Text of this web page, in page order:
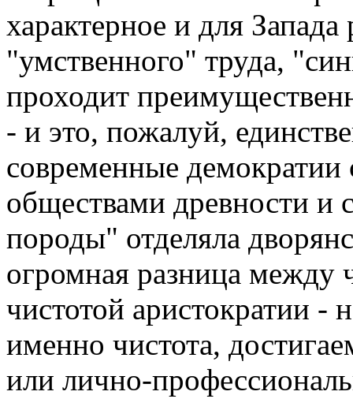
характерное и для
"умственного" труда,
проходит
- и это, пожалуй,
современные демократии
обществами древности и
породы" отделяла
огромная разница между
чистотой аристократии -
именно чистота,
или лично-